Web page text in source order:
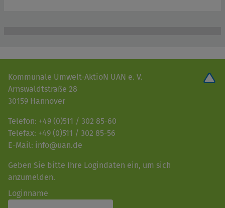
Kommunale Umwelt-AktioN UAN e. V.
Arnswaldtstraße 28
30159 Hannover
Telefon: +49 (0)511 / 302 85-60
Telefax: +49 (0)511 / 302 85-56
E-Mail: info@uan.de
Geben Sie bitte Ihre Logindaten ein, um sich
anzumelden.
Loginname